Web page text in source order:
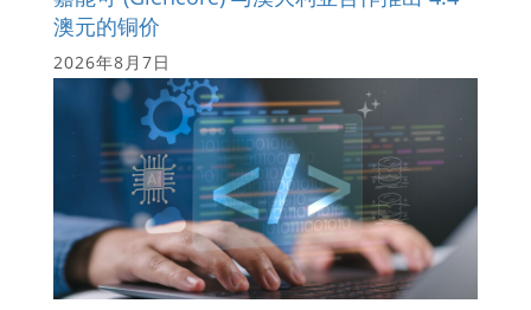
澳元的铜价
2026年8月7日